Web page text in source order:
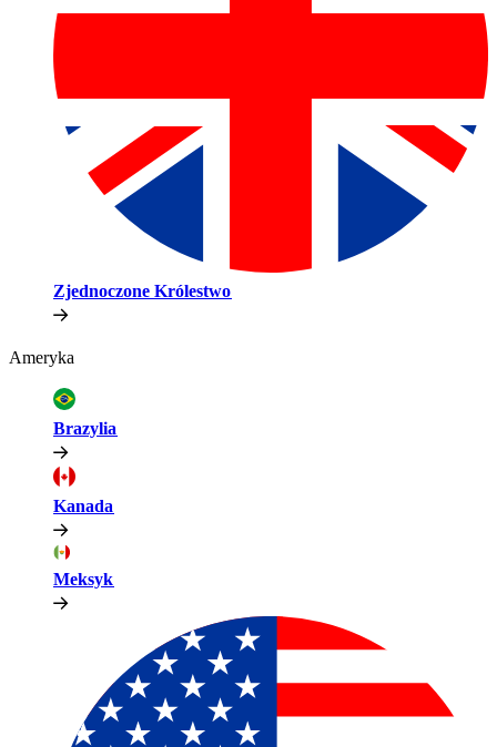
Zjednoczone Królestwo​​
Ameryka​​
Brazylia​​
Kanada​​
Meksyk​​